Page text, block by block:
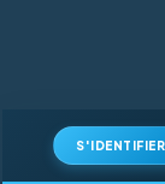
S'IDENTIFIER